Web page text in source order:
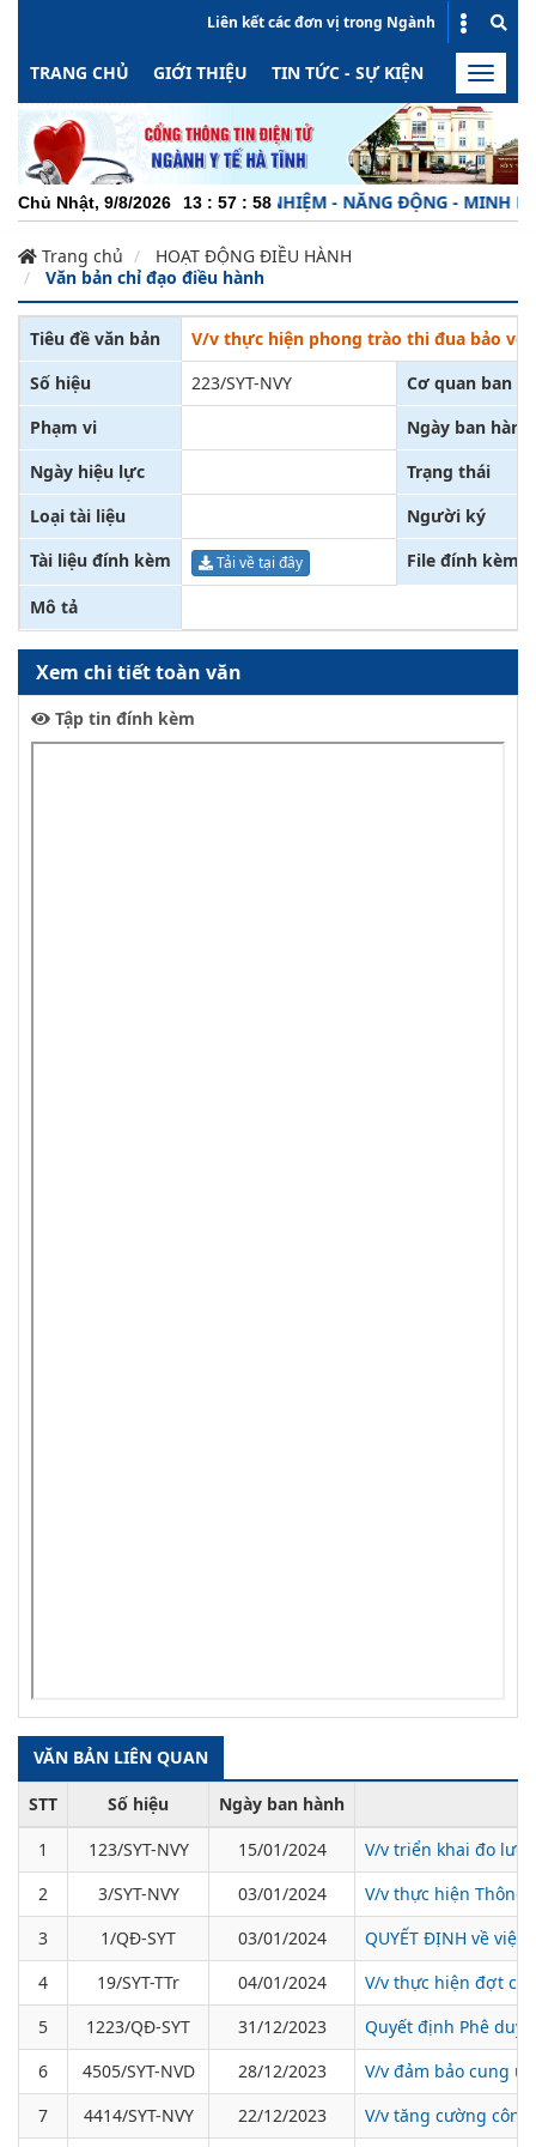
Liên kết các đơn vị trong Ngành
TRANG CHỦ GIỚI THIỆU TIN TỨC - SỰ KIỆN HOẠT
Toggle
Chủ Nhật, 9/8/2026 13 : 57 : 59
CHUYÊN NGHIỆP - TRÁCH NHIỆM - NĂNG ĐỘNG - MINH
Trang chủ
HOẠT ĐỘNG ĐIỀU HÀNH
Văn bản chỉ đạo điều hành
Tiêu đề văn bản
V/v thực hiện phong trào thi đua bảo
Số hiệu
223/SYT-NVY
Cơ quan ban
Phạm vi
Ngày ban hành
Ngày hiệu lực
Trạng thái
Loại tài liệu
Người ký
Tài liệu đính kèm
Tải về tại đây File đính kèm
Mô tả
Xem chi tiết toàn văn
Tập tin đính kèm
VĂN BẢN LIÊN QUAN
STT Số hiệu
Ngày ban hành
1
123/SYT-NVY 15/01/2024
V/v triển khai đo
2
3/SYT-NVY 03/01/2024
V/v thực hiện Thông
3
1/QĐ-SYT 03/01/2024
QUYẾT ĐỊNH về
4
19/SYT-TTr 04/01/2024
V/v thực hiện đợt
5
1223/QĐ-SYT 31/12/2023
Quyết định Phê
6
4505/SYT-NVD 28/12/2023
V/v đảm bảo cung
7
4414/SYT-NVY 22/12/2023 V/v tăng cường